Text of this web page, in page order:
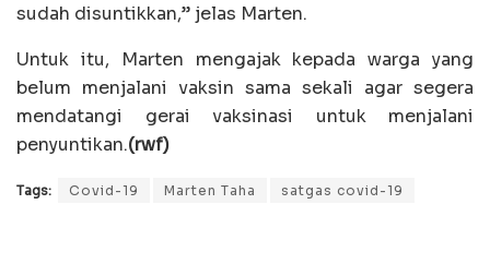
sudah disuntikkan,” jelas Marten.
Untuk itu, Marten mengajak kepada warga yang
belum menjalani vaksin sama sekali agar segera
mendatangi gerai vaksinasi untuk menjalani
penyuntikan.(rwf)
Tags: Covid-19 Marten Taha satgas covid-19